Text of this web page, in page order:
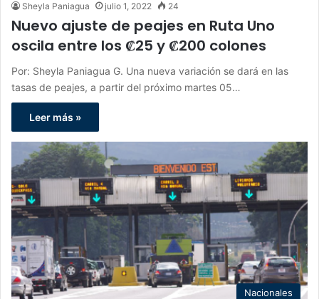
Sheyla Paniagua julio 1, 2022 24
Nuevo ajuste de peajes en Ruta Uno
oscila entre los ₡25 y ₡200 colones
Por: Sheyla Paniagua G. Una nueva variación se dará en las
tasas de peajes, a partir del próximo martes 05…
Leer más »
Nacionales